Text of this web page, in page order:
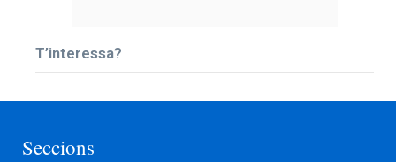
T’interessa?
Seccions